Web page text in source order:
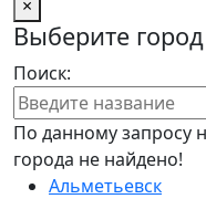
×
Выберите город
Поиск:
По данному запросу
города не найдено!
Альметьевск